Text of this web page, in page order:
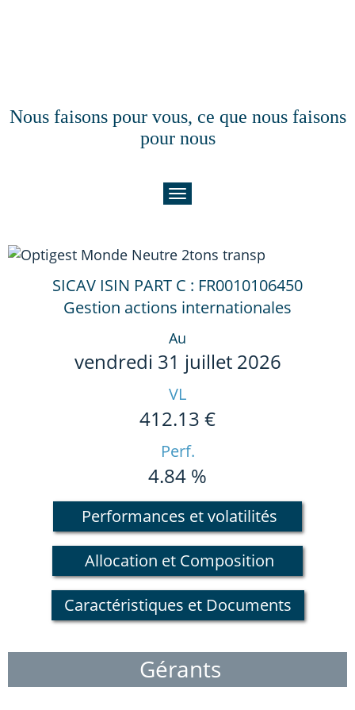
Nous faisons pour vous, ce que nous faisons
pour nous
SICAV ISIN PART C : FR0010106450
Gestion actions internationales
Au
vendredi 31 juillet 2026
VL
412.13 €
Perf.
4.84 %
Performances et volatilités
Allocation et Composition
Caractéristiques et Documents
Gérants